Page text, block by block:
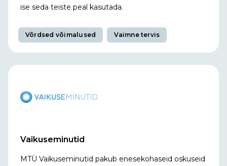
ise seda teiste peal kasutada.
Võrdsed võimalused Vaimne tervis
Vaikuseminutid
MTÜ Vaikuseminutid pakub enesekohaseid oskuseid